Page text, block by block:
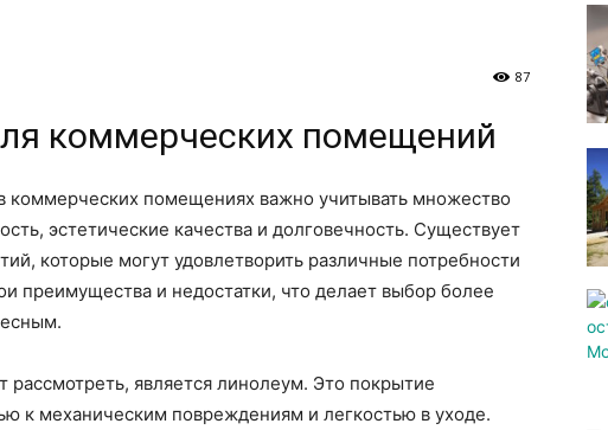
87
коммерческих помещений
коммерческих помещениях важно учитывать множество
эстетические качества и долговечность. Существует
которые могут удовлетворить различные потребности
преимущества и недостатки, что делает выбор более
является линолеум. Это покрытие
к механическим повреждениям и легкостью в уходе.